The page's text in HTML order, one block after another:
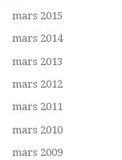
mars 2015
mars 2014
mars 2013
mars 2012
mars 2011
mars 2010
mars 2009